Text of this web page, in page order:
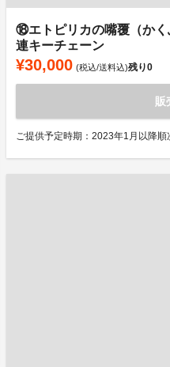
⑱エトピリカの嘴覆（か
連キーチェーン
¥30,000 (税込/送料込)残り0
販
ご提供予定時期：2023年1月以降順